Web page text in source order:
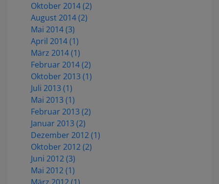
Oktober 2014 (2)
August 2014 (2)
Mai 2014 (3)
April 2014 (1)
März 2014 (1)
Februar 2014 (2)
Oktober 2013 (1)
Juli 2013 (1)
Mai 2013 (1)
Februar 2013 (2)
Januar 2013 (2)
Dezember 2012 (1)
Oktober 2012 (2)
Juni 2012 (3)
Mai 2012 (1)